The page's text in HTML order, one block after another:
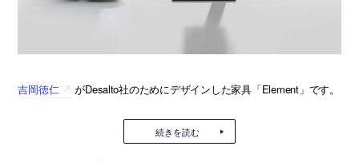
吉岡徳仁 がDesalto社のためにデザインした家具「Element」です。
続きを読む